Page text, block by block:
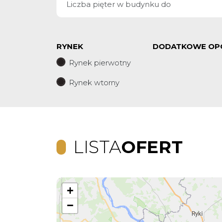
RYNEK
Rynek pierwotny
Rynek wtorny
DODATKOWE
LISTAOFERT
+
−